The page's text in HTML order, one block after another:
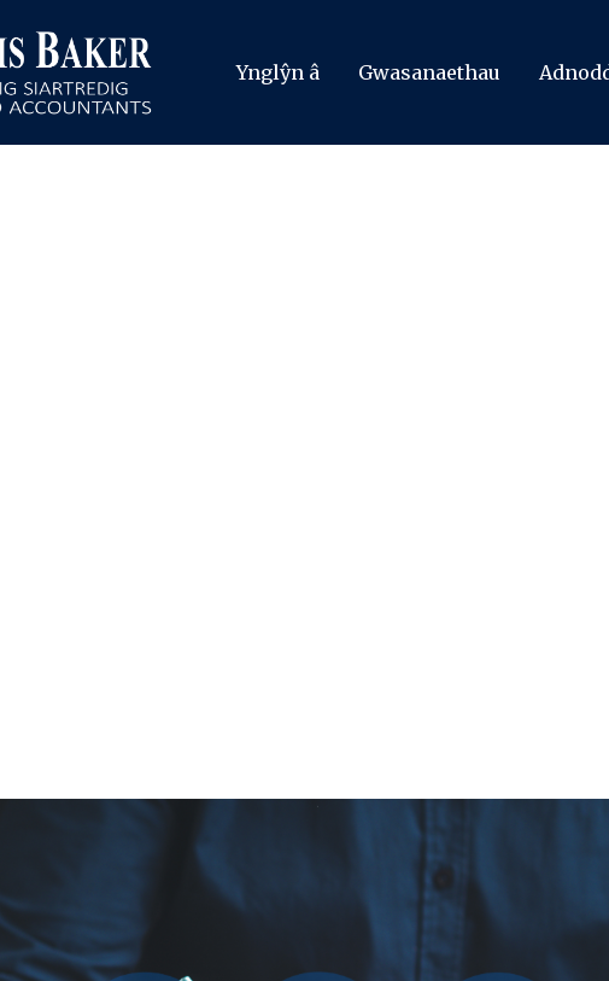
Ynglŷn â Gwasanaethau